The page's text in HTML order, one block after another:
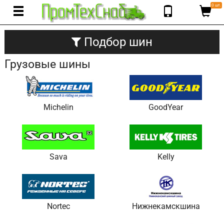
0 шт.
Подбор шин
Грузовые шины
Michelin GoodYear
Sava Kelly
Nortec Нижнекамскшина